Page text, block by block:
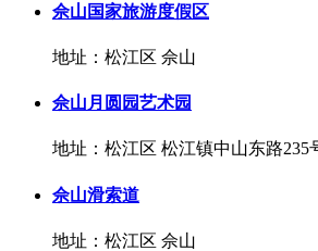
佘山国家旅游度假区
地址：松江区 佘山
佘山月圆园艺术园
地址：松江区 松江镇中山东路235
佘山滑索道
地址：松江区 佘山